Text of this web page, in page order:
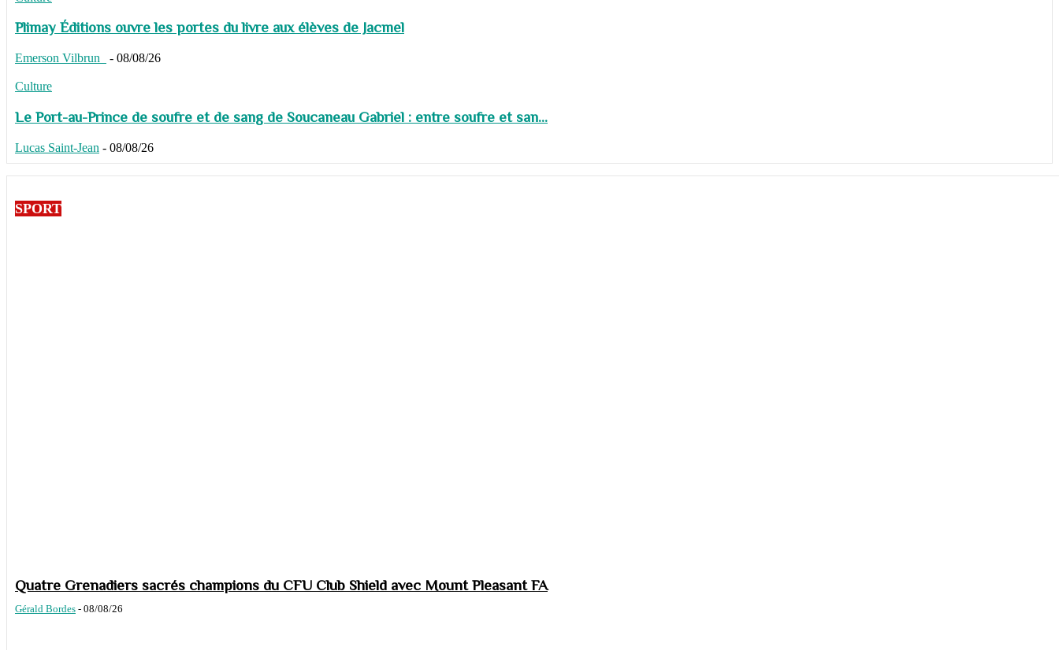
Plimay Éditions ouvre les portes du livre aux élèves de Jacmel
Emerson Vilbrun - 08/08/26
Culture
Le Port-au-Prince de soufre et de sang de Soucaneau Gabriel : entre soufre et san...
Lucas Saint-Jean - 08/08/26
SPORT
Quatre Grenadiers sacrés champions du CFU Club Shield avec Mount Pleasant FA
Gérald Bordes - 08/08/26